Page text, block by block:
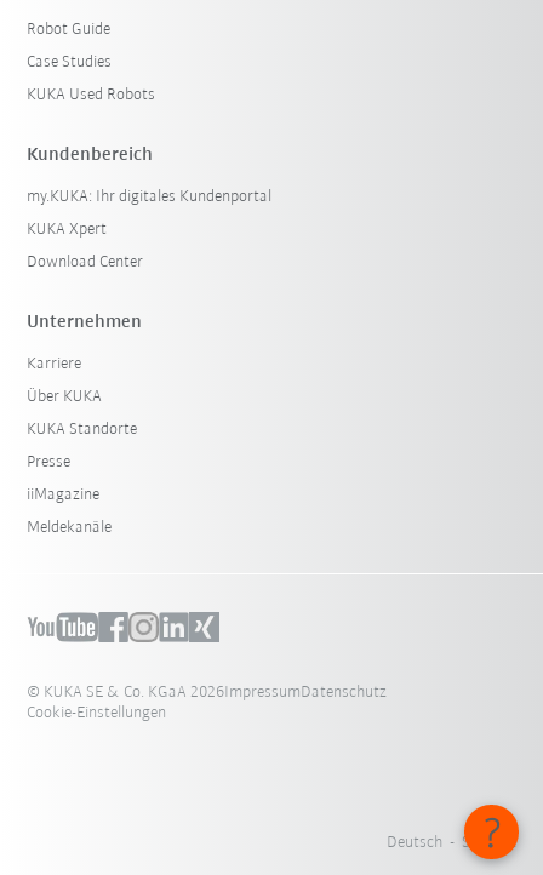
Robot Guide
Case Studies
KUKA Used Robots
Kundenbereich
my.KUKA: Ihr digitales Kundenportal
KUKA Xpert
Download Center
Unternehmen
Karriere
Über KUKA
KUKA Standorte
Presse
iiMagazine
Meldekanäle
© KUKA SE & Co. KGaA 2026ImpressumDatenschutz
Cookie-Einstellungen
Deutsch - Schweiz